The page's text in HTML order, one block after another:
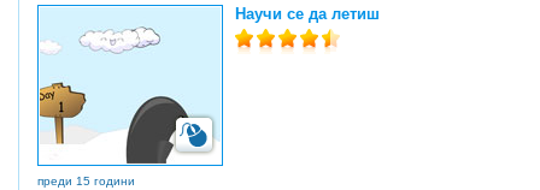
Научи се да летиш
преди 15 години